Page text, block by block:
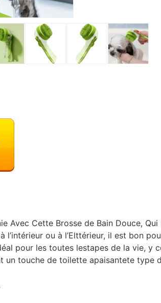
Avec Cette Brosse de Bain Douce,
l’intérieur ou à l’Elttérieur, il est bon
pour les toutes lestapes de la vie,
un touche de toilette apaisantete type